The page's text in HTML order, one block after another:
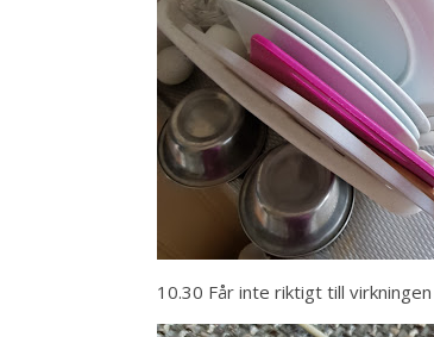
10.30 Får inte riktigt till